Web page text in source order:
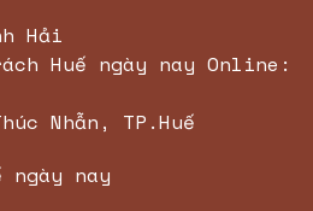
Hải
Huế ngày nay Online:
Nhẫn, TP.Huế
ngày nay